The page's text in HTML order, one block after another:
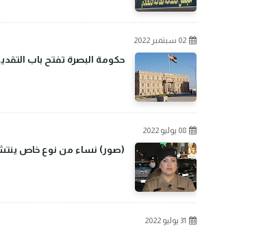
02 سبتمبر 2022
حكومة البصرة تفتح باب
08 يوليو 2022
(صور) نساء من نوع خاص
31 يوليو 2022